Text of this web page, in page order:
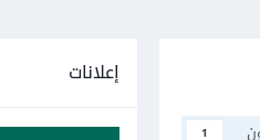
1
إعلانات